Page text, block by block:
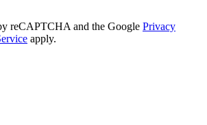
reCAPTCHA and the Google Privacy
apply.